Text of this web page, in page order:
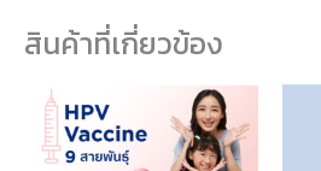
สินค้าที่เกี่ยวข้อง